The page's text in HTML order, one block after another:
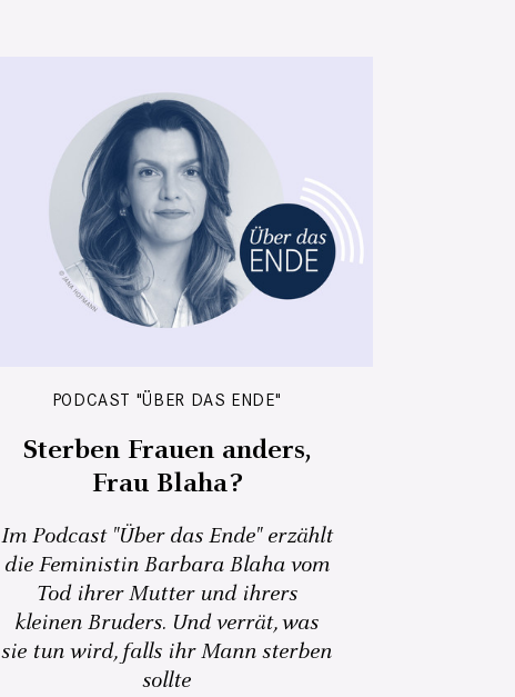
PODCAST "ÜBER DAS ENDE"
Sterben Frauen anders,
Frau Blaha?
Im Podcast "Über das Ende" erzählt
die Feministin Barbara Blaha vom
Tod ihrer Mutter und ihrers
kleinen Bruders. Und verrät, was
sie tun wird, falls ihr Mann sterben
sollte